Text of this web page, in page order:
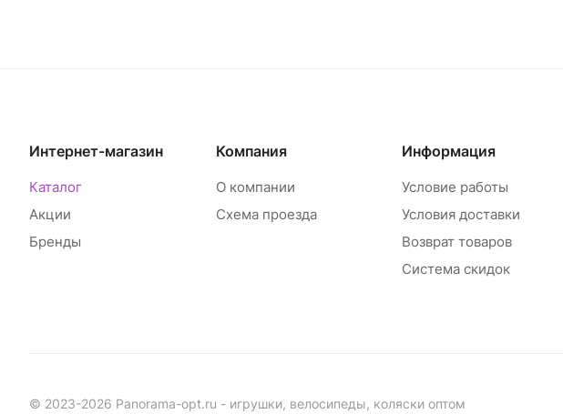
Интернет-магазин
Каталог
Акции
Бренды
Компания
О компании
Схема проезда
Информация
Условие работы
Условия доставки
Возврат товаров
Система скидок
© 2023-2026 Panorama-opt.ru - игрушки, велосипеды, коляски оптом